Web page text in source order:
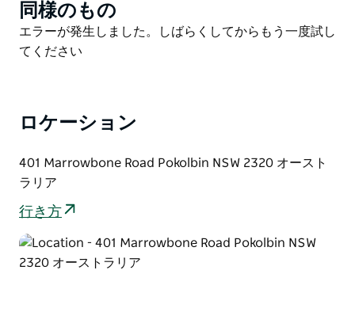
能いただけます。中でも、国内最古のピノ・ノワールが
植えられた、名高いオールド・ヒル・ヴィンヤードは、
卓越したシラーズで有名です。ハンターバレー産のシラ
いるマウント・プレザントでは、歴史あるブドウ畑の個
性と美しさを余すところなく堪能できる、厳選されたテ
方も、好奇心旺盛な方も、マウント・プレザントは時、
テロワール、そして味わいを巡る旅へと誘います。
多くのワイナリーがマウント・プレザントを模倣してき
Product
List
同様のもの
Product
List
エラーが発生しました。しばらくしてからもう一度試し
てください
ロケーション
401 Marrowbone Road Pokolbin NSW 2320 オースト
ラリア
行き方